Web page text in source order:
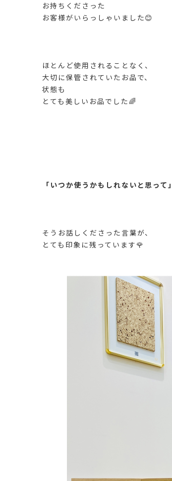
お持ちくださった
お客様がいらっしゃいました😊
ほとんど使用されることなく、
大切に保管されていたお品で、
状態も
とても美しいお品でした🌈
「いつか使うかもしれないと思って」
そうお話しくださった言葉が、
とても印象に残っています🌹